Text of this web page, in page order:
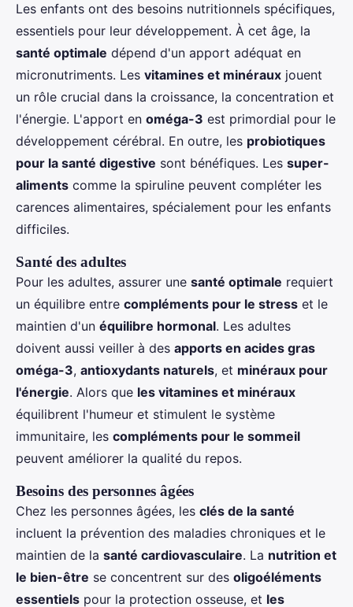
Les enfants ont des besoins nutritionnels spécifiques,
essentiels pour leur développement. À cet âge, la
santé optimale dépend d'un apport adéquat en
micronutriments. Les vitamines et minéraux jouent
un rôle crucial dans la croissance, la concentration et
l'énergie. L'apport en oméga-3 est primordial pour le
développement cérébral. En outre, les probiotiques
pour la santé digestive sont bénéfiques. Les super-
aliments comme la spiruline peuvent compléter les
carences alimentaires, spécialement pour les enfants
difficiles.
Santé des adultes
Pour les adultes, assurer une santé optimale requiert
un équilibre entre compléments pour le stress et le
maintien d'un équilibre hormonal. Les adultes
doivent aussi veiller à des apports en acides gras
oméga-3, antioxydants naturels, et minéraux pour
l'énergie. Alors que les vitamines et minéraux
équilibrent l'humeur et stimulent le système
immunitaire, les compléments pour le sommeil
peuvent améliorer la qualité du repos.
Besoins des personnes âgées
Chez les personnes âgées, les clés de la santé
incluent la prévention des maladies chroniques et le
maintien de la santé cardiovasculaire. La nutrition et
le bien-être se concentrent sur des oligoéléments
essentiels pour la protection osseuse, et les